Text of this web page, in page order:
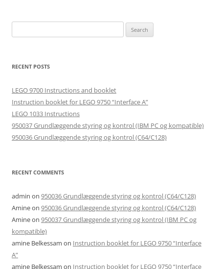
for:
RECENT POSTS
LEGO 9700 Instructions and booklet
Instruction booklet for LEGO 9750 “Interface A”
LEGO 1033 Instructions
950037 Grundlæggende styring og kontrol (IBM PC og kompatible)
950036 Grundlæggende styring og kontrol (C64/C128)
RECENT COMMENTS
admin on 950036 Grundlæggende styring og kontrol (C64/C128)
Amineon 950036 Grundlæggende styring og kontrol (C64/C128)
Amineon 950037 Grundlæggende styring og kontrol (IBM PC og
kompatible)
amine Belkessam on Instruction booklet for LEGO 9750 “Interface
A”
amine Belkessam on Instruction booklet for LEGO 9750 “Interface